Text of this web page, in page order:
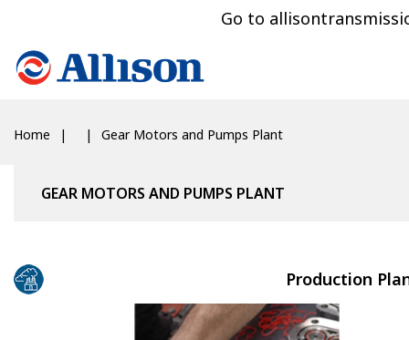
Go to
Home Gear Motors and Pumps Plant
GEAR MOTORS AND PUMPS PLANT
Production